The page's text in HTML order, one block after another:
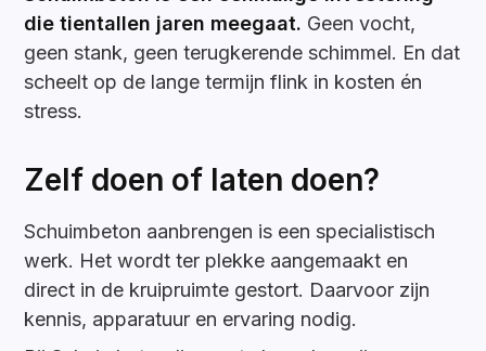
die tientallen jaren meegaat. Geen vocht,
geen stank, geen terugkerende schimmel. En dat
scheelt op de lange termijn flink in kosten én
stress.
Zelf doen of laten doen?
Schuimbeton aanbrengen is een specialistisch
werk. Het wordt ter plekke aangemaakt en
direct in de kruipruimte gestort. Daarvoor zijn
kennis, apparatuur en ervaring nodig.